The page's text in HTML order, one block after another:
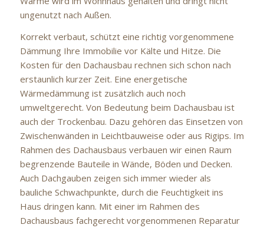
ungenutzt nach Außen.
Korrekt verbaut, schützt eine richtig vorgenommene
Dämmung Ihre Immobilie vor Kälte und Hitze. Die
Kosten für den Dachausbau rechnen sich schon nach
erstaunlich kurzer Zeit. Eine energetische
Wärmedämmung ist zusätzlich auch noch
umweltgerecht. Von Bedeutung beim Dachausbau ist
auch der Trockenbau. Dazu gehören das Einsetzen von
Zwischenwänden in Leichtbauweise oder aus Rigips. Im
Rahmen des Dachausbaus verbauen wir einen Raum
begrenzende Bauteile in Wände, Böden und Decken.
Auch Dachgauben zeigen sich immer wieder als
bauliche Schwachpunkte, durch die Feuchtigkeit ins
Haus dringen kann. Mit einer im Rahmen des
Dachausbaus fachgerecht vorgenommenen Reparatur